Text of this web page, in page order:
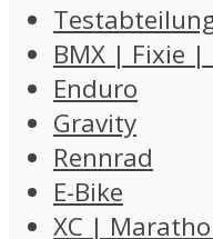
BMX | Fixie |
Enduro
Gravity
Rennrad
E-Bike
XC |